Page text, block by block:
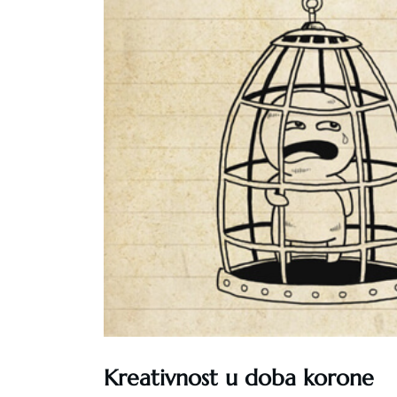
Kreativnost u doba korone